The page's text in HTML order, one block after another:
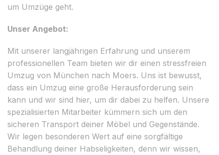
um Umzüge geht.
Unser Angebot:
Mit unserer langjährigen Erfahrung und unserem
professionellen Team bieten wir dir einen stressfreien
Umzug von München nach Moers. Uns ist bewusst,
dass ein Umzug eine große Herausforderung sein
kann und wir sind hier, um dir dabei zu helfen. Unsere
spezialisierten Mitarbeiter kümmern sich um den
sicheren Transport deiner Möbel und Gegenstände.
Wir legen besonderen Wert auf eine sorgfältige
Behandlung deiner Habseligkeiten, denn wir wissen,